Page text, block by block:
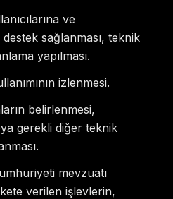
ve
sağlanması, teknik
yapılması.
izlenmesi.
belirlenmesi,
gerekli diğer teknik
mevzuatı
verilen işlevlerin,